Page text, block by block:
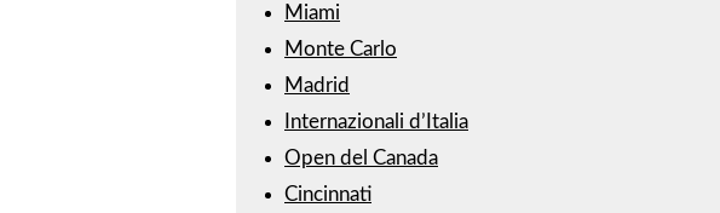
Miami
Monte Carlo
Madrid
Internazionali d’Italia
Open del Canada
Cincinnati